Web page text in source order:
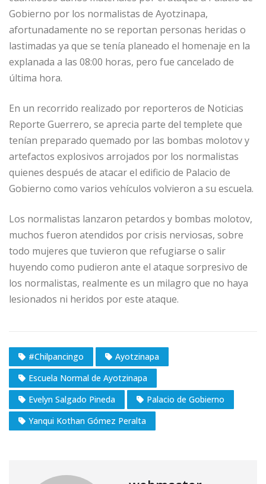
Gobierno por los normalistas de Ayotzinapa,
afortunadamente no se reportan personas heridas o
lastimadas ya que se tenía planeado el homenaje en la
explanada a las 08:00 horas, pero fue cancelado de
última hora.
En un recorrido realizado por reporteros de Noticias
Reporte Guerrero, se aprecia parte del templete que
tenían preparado quemado por las bombas molotov y
artefactos explosivos arrojados por los normalistas
quienes después de atacar el edificio de Palacio de
Gobierno como varios vehículos volvieron a su escuela.
Los normalistas lanzaron petardos y bombas molotov,
muchos fueron atendidos por crisis nerviosas, sobre
todo mujeres que tuvieron que refugiarse o salir
huyendo como pudieron ante el ataque sorpresivo de
los normalistas, realmente es un milagro que no haya
lesionados ni heridos por este ataque.
#Chilpancingo
Ayotzinapa
Escuela Normal de Ayotzinapa
Evelyn Salgado Pineda
Palacio de Gobierno
Yanqui Kothan Gómez Peralta